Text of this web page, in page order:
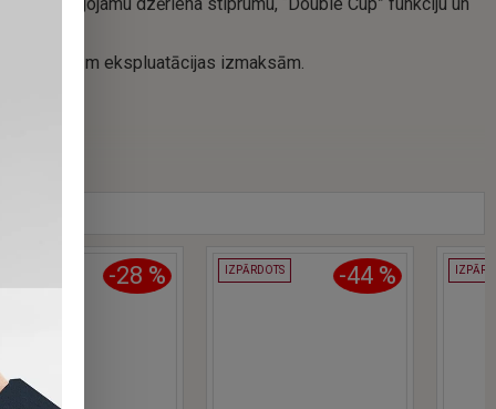
IZPĀRDOTS -44 % IZPĀRDOTS -64 %
un zemām ekspluatācijas izmaksām.